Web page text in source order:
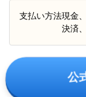
支払い方法現金
決済
公